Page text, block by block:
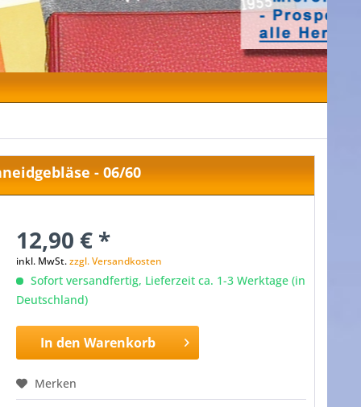
- 06/60
12,90 € *
inkl. MwSt.zzgl. Versandkosten
Sofort versandfertig, Lieferzeit ca. 1-3 Werktage (in
Deutschland)
In den Warenkorb
Merken